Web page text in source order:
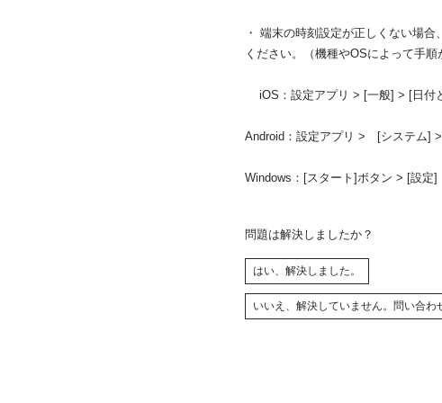
・ 端末の時刻設定が正しくない場
ください。（機種やOSによって手順
iOS：設定アプリ > [一般] > [日付
Android：設定アプリ > [システム]
Windows：[スタート]ボタン > [設
問題は解決しましたか？